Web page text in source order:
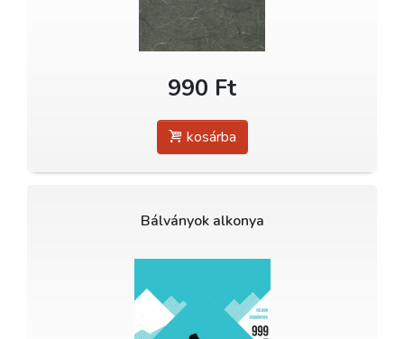
990 Ft
kosárba
Bálványok alkonya